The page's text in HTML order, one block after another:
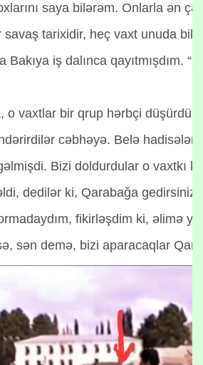
saya bilərəm. Onlarla ən
savaş tarixidir, heç vaxt unuda
Bakıya iş dalınca qayıtmışdım.
o vaxtlar bir qrup hərbçi düşürdü
cəbhəyə. Belə
Bizi doldurdular o vaxtkı
dedilər ki, Qarabağa
fikirləşdim ki, əlimə
sən demə, bizi aparacaqlar